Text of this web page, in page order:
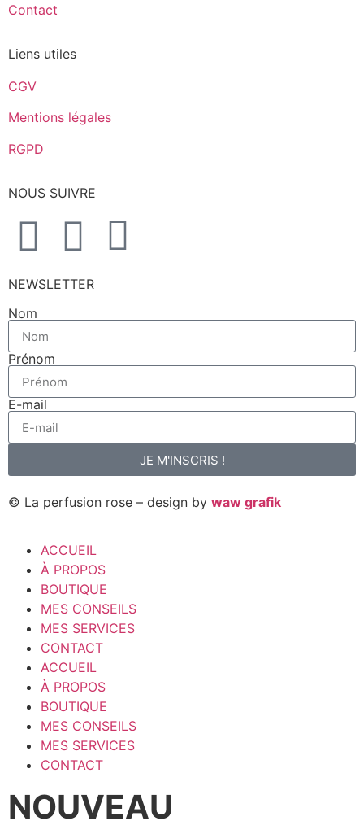
Contact
Liens utiles
CGV
Mentions légales
RGPD
NOUS SUIVRE
NEWSLETTER
Nom
Prénom
E-mail
JE M'INSCRIS !
© La perfusion rose – design by waw grafik
ACCUEIL
À PROPOS
BOUTIQUE
MES CONSEILS
MES SERVICES
CONTACT
ACCUEIL
À PROPOS
BOUTIQUE
MES CONSEILS
MES SERVICES
CONTACT
NOUVEAU